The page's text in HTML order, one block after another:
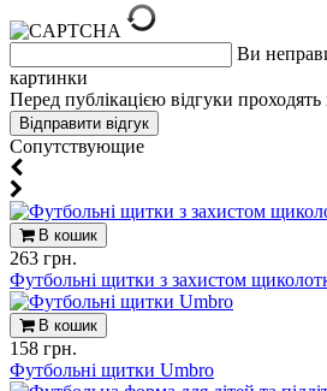
Ви
картинки
Перед публікацією відгуки
Cопутствующие
В кошик
263 грн.
Футбольні щитки з захистом
В кошик
158 грн.
Футбольні щитки Umbro